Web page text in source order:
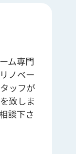
ム専門
ノベー
ッフが
致しま
談下さ